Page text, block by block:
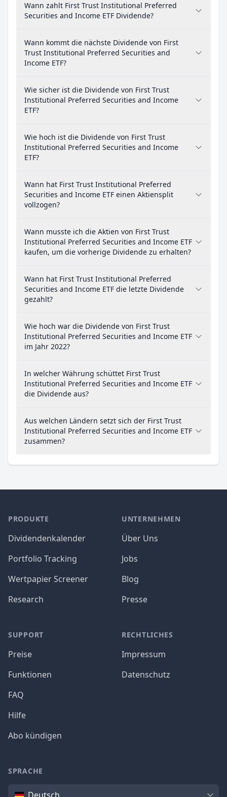
Wann zahlt First Trust Institutional Preferred
Securities and Income ETF Dividende?
Wann kommt die nächste Dividende von First
Trust Institutional Preferred Securities and
Income ETF?
Wie sicher ist die Dividende von First Trust
Institutional Preferred Securities and Income
ETF?
Wie hoch ist die Dividende von First Trust
Institutional Preferred Securities and Income
ETF?
Wann hat First Trust Institutional Preferred
Securities and Income ETF einen Aktiensplit
vollzogen?
Wann musste ich die Aktien von First Trust
Institutional Preferred Securities and Income ETF
kaufen, um die vorherige Dividende zu erhalten?
Wann hat First Trust Institutional Preferred
Securities and Income ETF die letzte Dividende
gezahlt?
Wie hoch war die Dividende von First Trust
Institutional Preferred Securities and Income ETF
im Jahr 2022?
In welcher Währung schüttet First Trust
Institutional Preferred Securities and Income ETF
die Dividende aus?
Aus welchen Ländern setzt sich der First Trust
Institutional Preferred Securities and Income ETF
zusammen?
PRODUKTE
Dividendenkalender
Portfolio Tracking
Wertpapier Screener
Research
SUPPORT
Preise
Funktionen
FAQ
Hilfe
Abo kündigen
UNTERNEHMEN
Über Uns
Jobs
Blog
Presse
RECHTLICHES
Impressum
Datenschutz
SPRACHE
Sprache